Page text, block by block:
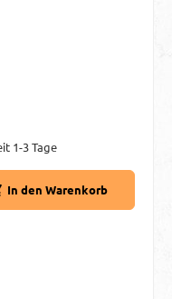
1-3 Tage
oder benutze die Schaltflächen
In den Warenkorb